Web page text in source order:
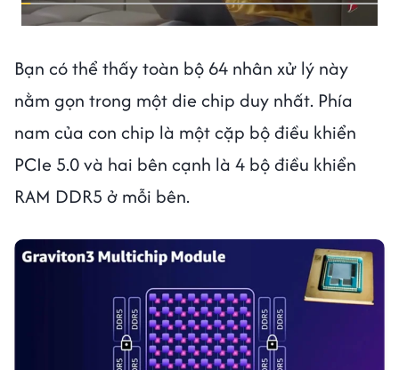
Bạn có thể thấy toàn bộ 64 nhân xử lý này
nằm gọn trong một die chip duy nhất. Phía
nam của con chip là một cặp bộ điều khiển
PCIe 5.0 và hai bên cạnh là 4 bộ điều khiển
RAM DDR5 ở mỗi bên.